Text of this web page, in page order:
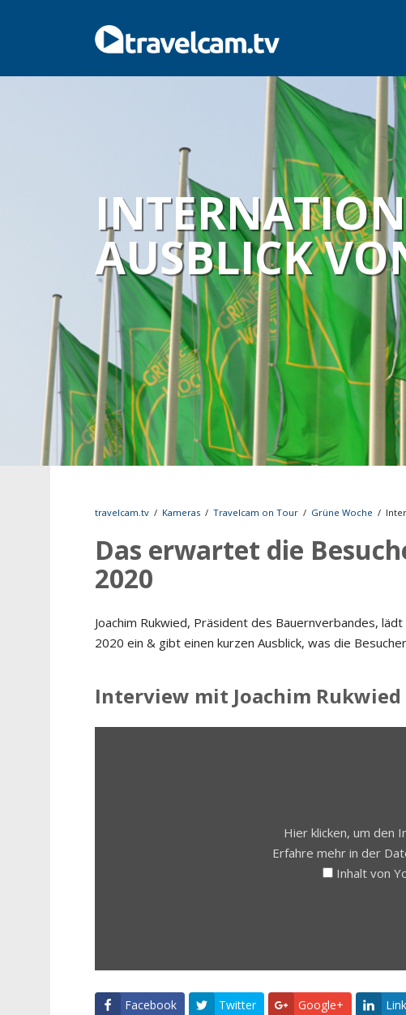
AUSBLICK
travelcam.tv / Kameras / Travelcam on Tour / Grüne Woche /
Das erwartet die
2020
Joachim Rukwied, Präsident des Bauernverbandes,
2020 ein & gibt einen kurzen Ausblick, was die
Interview mit Joachim Rukwied
Hier klicken, um den
Erfahre mehr in der
Inhalt von
Facebook Twitter Google+